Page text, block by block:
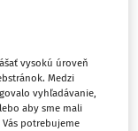
len
vysokú úroveň
Medzi
vyhľadávanie,
aby sme mali
potrebujeme